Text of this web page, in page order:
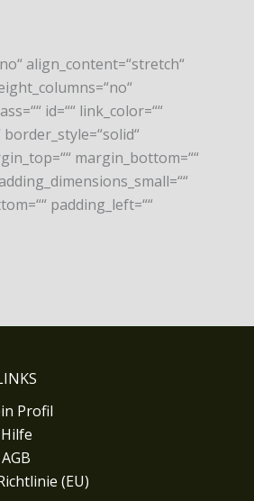
align_content=“stretch“
id=““ link_color=““
margin_bottom=““
padding_left=““
Profil
Hilfe
AGB
(EU)